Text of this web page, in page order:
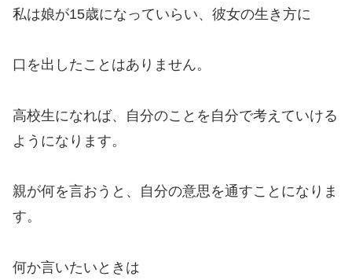
私は娘が15歳になっていらい、彼女の生き方に
口を出したことはありません。
高校生になれば、自分のことを自分で考えていける
ようになります。
親が何を言おうと、自分の意思を通すことになりま
す。
何か言いたいときは